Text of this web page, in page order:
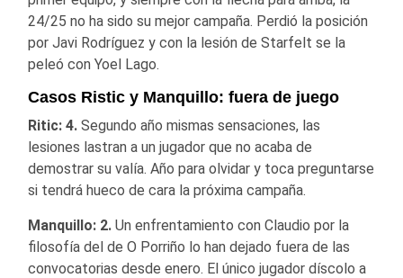
24/25 no ha sido su mejor campaña. Perdió la posición
por Javi Rodríguez y con la lesión de Starfelt se la
peleó con Yoel Lago.
Casos Ristic y Manquillo: fuera de juego
Ritic: 4. Segundo año mismas sensaciones, las
lesiones lastran a un jugador que no acaba de
demostrar su valía. Año para olvidar y toca preguntarse
si tendrá hueco de cara la próxima campaña.
Manquillo: 2. Un enfrentamiento con Claudio por la
filosofía del de O Porriño lo han dejado fuera de las
convocatorias desde enero. El único jugador díscolo a